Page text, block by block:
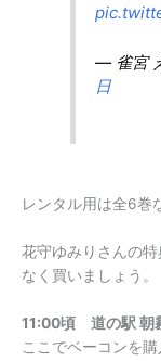
— 雀宮
日
レンタル用は全6巻
花守ゆみりさんの
なく買いましょう。
11:00頃 道の駅 朝
ここでベーコンを